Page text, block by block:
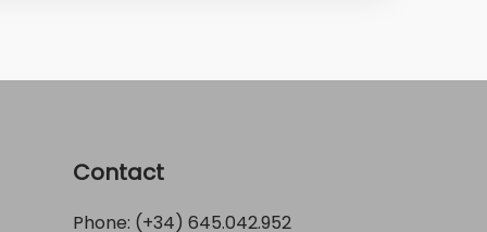
Contact
Phone: (+34) 645.042.952